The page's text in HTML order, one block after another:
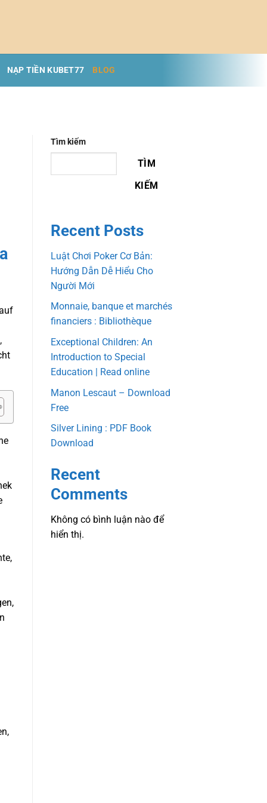
NẠP TIỀN KUBET77 BLOG
Tìm kiếm
TÌM
KIẾM
Recent Posts
Luật Chơi Poker Cơ Bản:
Hướng Dẫn Dễ Hiểu Cho
Người Mới
Monnaie, banque et marchés
financiers : Bibliothèque
Exceptional Children: An
Introduction to Special
Education | Read online
Manon Lescaut – Download
Free
Silver Lining : PDF Book
Download
Recent
Comments
Không có bình luận nào để
hiển thị.